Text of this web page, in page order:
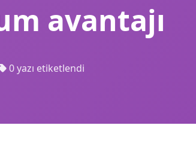
avantajı
0 yazı etiketlendi